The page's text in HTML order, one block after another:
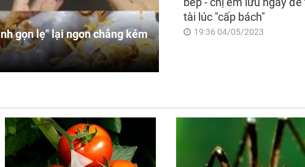
gọn lẹ" lại ngon chẳng kém
tài lúc "cấp bách"
19:36 04/05/2023